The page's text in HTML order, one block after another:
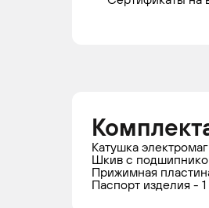
Катушка
Шкив с
Прижимная
Паспорт изделия -